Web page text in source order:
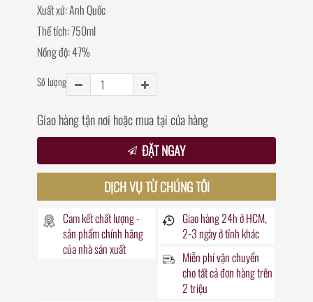
Xuất xứ: Anh Quốc
Thể tích: 750ml
Nồng độ: 47%
Số lượng
Giao hàng tận nơi hoặc mua tại cửa hàng
ĐẶT NGAY
DỊCH VỤ TỪ CHÚNG TÔI
Cam kết chất lượng -
sản phẩm chính hãng
của nhà sản xuất
Giao hàng24hở HCM,
2-3 ngày ở tỉnh khác
Miễn phí vận chuyển
cho tất cả đơn hàng trên
2 triệu